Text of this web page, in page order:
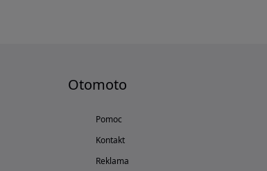
Otomoto
Pomoc
Kontakt
Reklama